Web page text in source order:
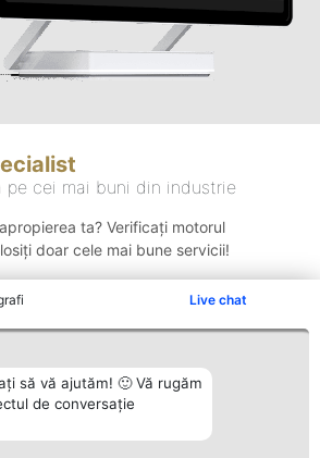
Live chat
să vă ajutăm! 🙂 Vă rugăm
de conversație
pe cei mai buni din industrie
ta? Verificați motorul
doar cele mai bune servicii!